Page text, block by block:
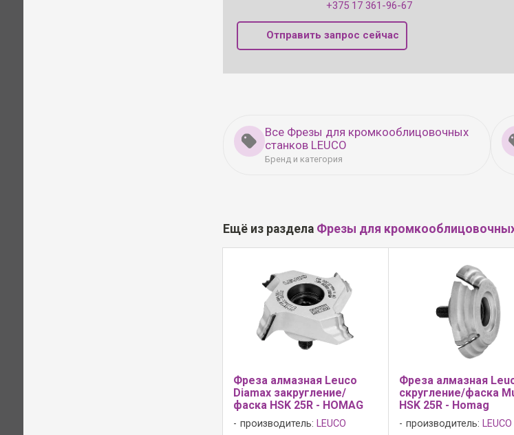
+375 17 361-96-67
Отправить запрос сейчас
Все Фрезы для кромкооблицовочных
станков LEUCO
Бренд и категория
Ещё из раздела Фрезы для
Фреза алмазная Leuco
Diamax закругление/
фаска HSK 25R - HOMAG
производитель: LEUCO
Фреза алмазная
скругление/фаска
HSK 25R - Homag
производитель: LEUCO